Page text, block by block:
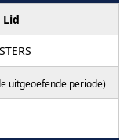
Lid
uitgeoefende periode)